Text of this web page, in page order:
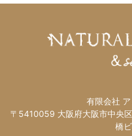
有限会社
〒5410059 大阪府大阪市中央
橋